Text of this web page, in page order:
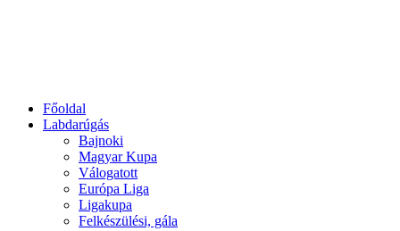
Főoldal
Labdarúgás
Bajnoki
Magyar Kupa
Válogatott
Európa Liga
Ligakupa
Felkészülési, gála